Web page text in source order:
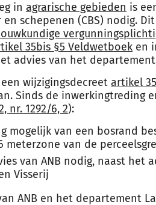
in agrarische gebieden is
en schepenen (CBS) nodig.
35bis §5 Veldwetboek en
advies van het
wijzigingsdecreet artikel
Sinds de inwerkingtreding
nr. 1292/6, 2):
mogelijk van een bosrand
meterzone van de
van ANB nodig, naast het
Visserij
ANB en het departement